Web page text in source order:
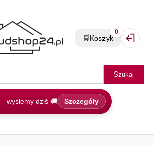
Szukaj
– wyślemy dziś 🚚 Szczegóły
🛒Koszyk
0